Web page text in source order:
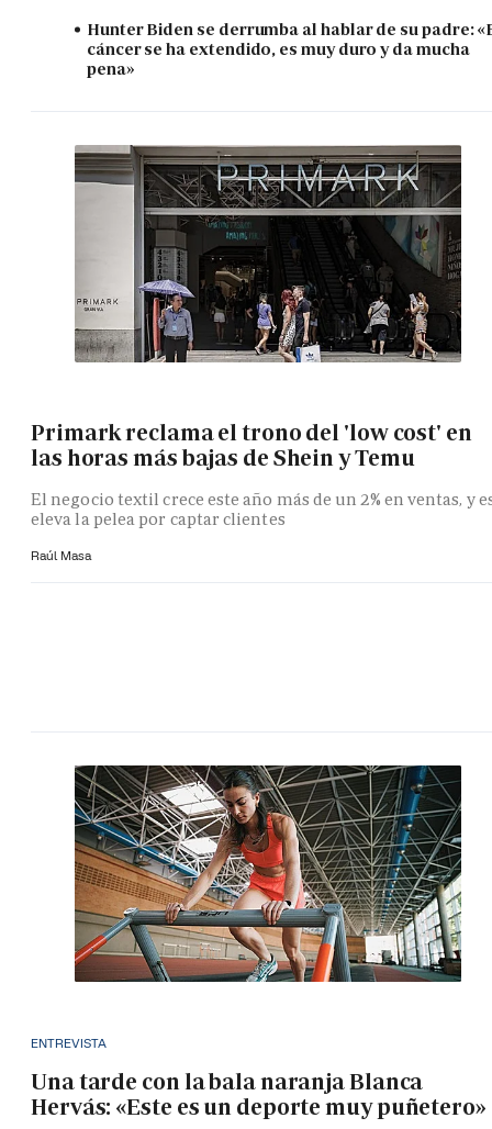
Hunter Biden se derrumba al hablar de su padre:
cáncer se ha extendido, es muy duro y da mucha
pena»
Primark reclama el trono del 'low cost' en
las horas más bajas de Shein y Temu
El negocio textil crece este año más de un 2% en ventas, y
eleva la pelea por captar clientes
Raúl Masa
ENTREVISTA
Una tarde con la bala naranja Blanca
Hervás: «Este es un deporte muy puñetero»